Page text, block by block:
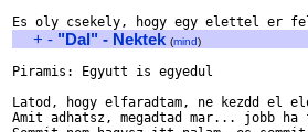
+ - "Dal" - Nektek (mind)
Piramis: Egyutt is egyedul
Latod, hogy elfaradtam, ne kezdd el
Amit adhatsz, megadtad mar... jobb